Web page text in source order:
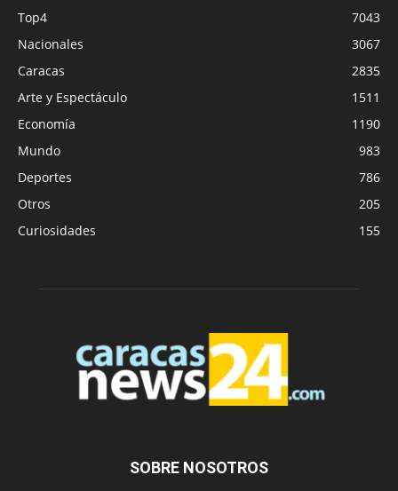
Top4
7043
Nacionales
3067
Caracas
2835
Arte y Espectáculo
1511
Economía
1190
Mundo
983
Deportes
786
Otros
205
Curiosidades
155
SOBRE NOSOTROS